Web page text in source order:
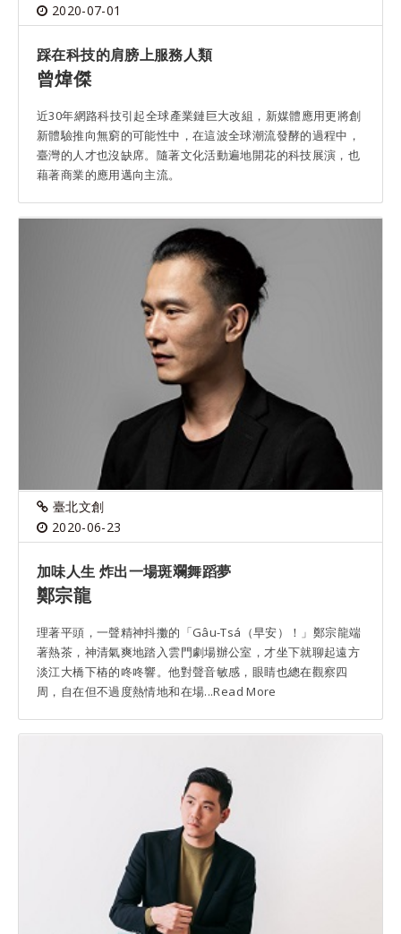
2020-07-01
踩在科技的肩膀上服務人類
曾煒傑
近30年網路科技引起全球產業鏈巨大改組，新媒體應用更將創
新體驗推向無窮的可能性中，在這波全球潮流發酵的過程中，
臺灣的人才也沒缺席。隨著文化活動遍地開花的科技展演，也
藉著商業的應用邁向主流。
臺北文創
2020-06-23
加味人生 炸出一場斑斕舞蹈夢
鄭宗龍
理著平頭，一聲精神抖擻的「Gâu-Tsá（早安）！」鄭宗龍端
著熱茶，神清氣爽地踏入雲門劇場辦公室，才坐下就聊起遠方
淡江大橋下樁的咚咚響。他對聲音敏感，眼睛也總在觀察四
周，自在但不過度熱情地和在場...Read More